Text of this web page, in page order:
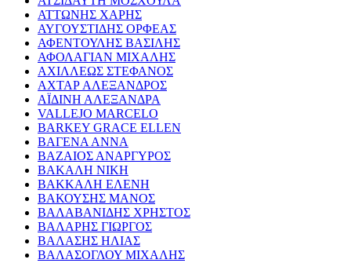
ΑΤΤΩΝΗΣ ΧΑΡΗΣ
ΑΥΓΟΥΣΤΙΔΗΣ ΟΡΦΕΑΣ
ΑΦΕΝΤΟΥΛΗΣ ΒΑΣΙΛΗΣ
ΑΦΟΛΑΓΙΑΝ ΜΙΧΑΛΗΣ
ΑΧΙΛΛΕΩΣ ΣΤΕΦΑΝΟΣ
ΑΧΤΑΡ ΑΛΕΞΑΝΔΡΟΣ
ΑΪΔΙΝΗ ΑΛΕΞΑΝΔΡΑ
VALLEJO MARCELO
BARKEY GRACE ELLEN
ΒΑΓΕΝΑ ΑΝΝΑ
ΒΑΖΑΙΟΣ ΑΝΑΡΓΥΡΟΣ
ΒΑΚΑΛΗ ΝΙΚΗ
ΒΑΚΚΑΛΗ ΕΛΕΝΗ
ΒΑΚΟΥΣΗΣ ΜΑΝΟΣ
ΒΑΛΑΒΑΝΙΔΗΣ ΧΡΗΣΤΟΣ
ΒΑΛΑΡΗΣ ΓΙΩΡΓΟΣ
ΒΑΛΑΣΗΣ ΗΛΙΑΣ
ΒΑΛΑΣΟΓΛΟΥ ΜΙΧΑΛΗΣ